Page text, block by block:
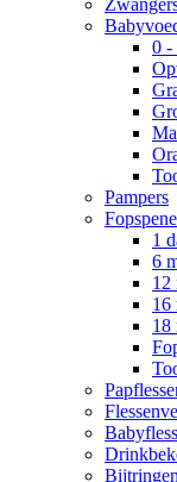
0 -
Pampers
1
6
12
16
18
Bijtringen